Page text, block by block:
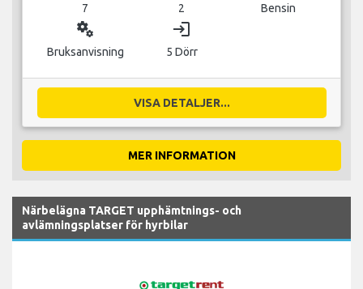
7 2 Bensin
miscellaneous_services
Bruksanvisning
login
5 Dörr
VISA DETALJER...
MER INFORMATION
Närbelägna TARGET upphämtnings- och
avlämningsplatser för hyrbilar